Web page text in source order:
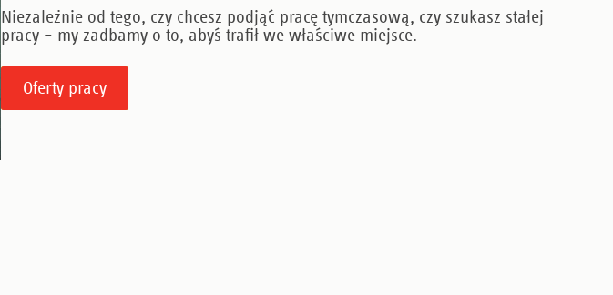
Niezależnie od tego, czy chcesz podjąć pracę tymczasową, czy szukasz stałej
pracy – my zadbamy o to, abyś trafił we właściwe miejsce.
Oferty pracy